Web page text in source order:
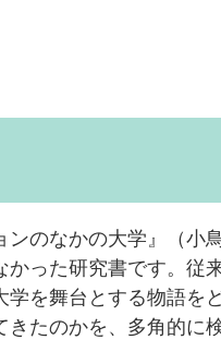
のなかの大学』（小
った研究書です。従
を舞台とする物語を
たのかを、多角的に